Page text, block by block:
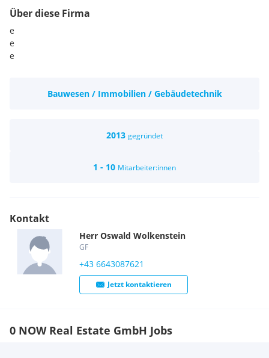
Über diese Firma
e
e
e
Bauwesen / Immobilien / Gebäudetechnik
2013 gegründet
1 - 10 Mitarbeiter:innen
Kontakt
Herr Oswald Wolkenstein
GF
+43 6643087621
Jetzt kontaktieren
0 NOW Real Estate GmbH Jobs